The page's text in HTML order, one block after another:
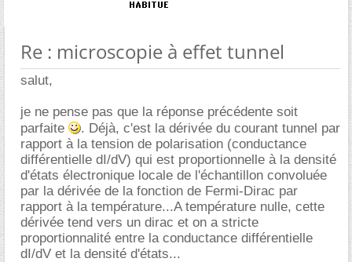
Re : microscopie à effet tunnel
salut,
je ne pense pas que la réponse précédente soit
parfaite
. Déjà, c'est la dérivée du courant tunnel par
rapport à la tension de polarisation (conductance
différentielle dI/dV) qui est proportionnelle à la densité
d'états électronique locale de l'échantillon convoluée
par la dérivée de la fonction de Fermi-Dirac par
rapport à la température...A température nulle, cette
dérivée tend vers un dirac et on a stricte
proportionnalité entre la conductance différentielle
dI/dV et la densité d'états...